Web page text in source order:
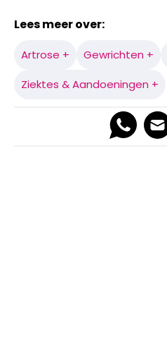
Lees meer over:
Artrose + Gewrichten +
Ziektes & Aandoeningen +